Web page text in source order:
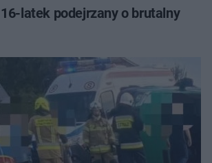
latek podejrzany o brutalny